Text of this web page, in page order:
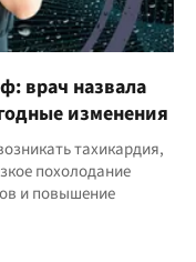
врач назвала
изменения
тахикардия,
похолодание
и повышение